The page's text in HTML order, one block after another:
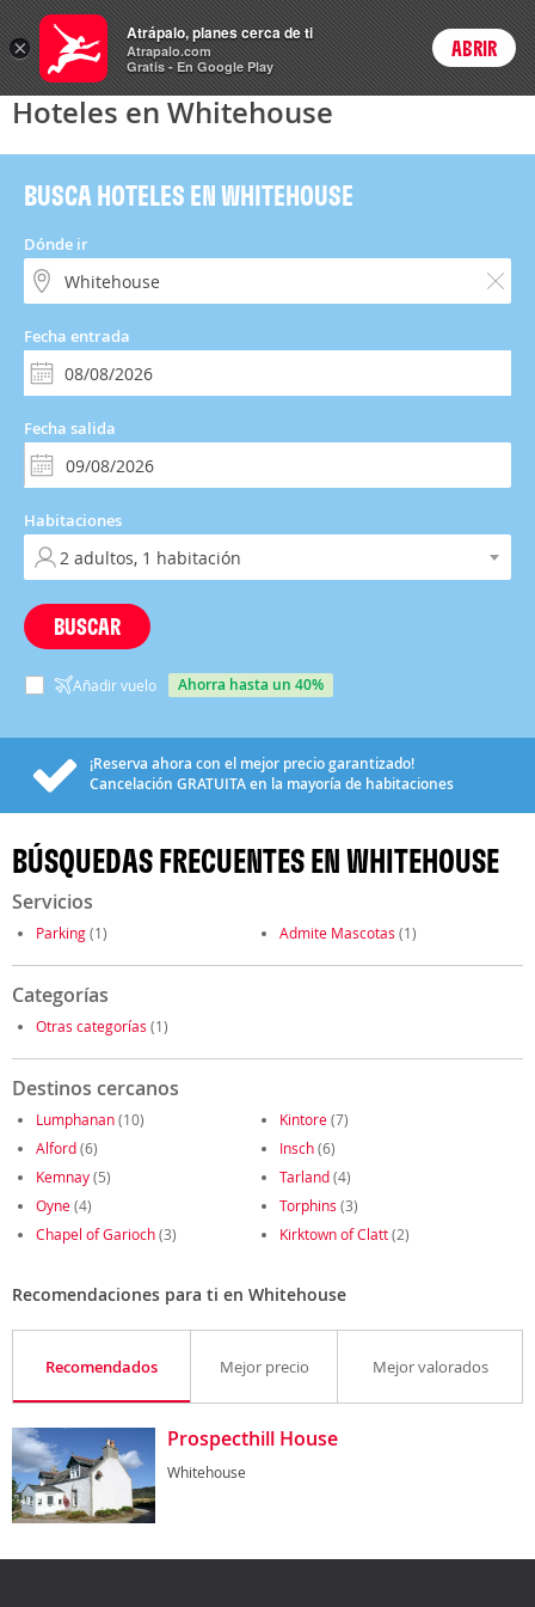
Hoteles Login
Hoteles en Whitehouse
BUSCA HOTELES EN WHITEHOUSE
Dónde ir
Fecha entrada
Fecha salida
Habitaciones
BUSCAR
Añadir vuelo ahorra hasta un 40%
¡Reserva ahora con el mejor precio garantizado!
Cancelación GRATUITAen la mayoría de habitaciones
BÚSQUEDAS FRECUENTES EN WHITEHOUSE
Servicios
Parking(1) Admite Mascotas (1)
Categorías
Otras categorías (1)
Destinos cercanos
Lumphanan(10) Kintore(7)
Alford(6) Insch(6)
Kemnay(5) Tarland(4)
Oyne(4) Torphins (3)
Chapel of Garioch(3) Kirktown of Clatt(2)
Recomendaciones para ti en Whitehouse
Recomendados Mejor precio Mejor valorados
Prospecthill House
Whitehouse
×
Atrápalo, planes cerca de ti
Atrapalo.com
Gratis - En Google Play
ABRIR